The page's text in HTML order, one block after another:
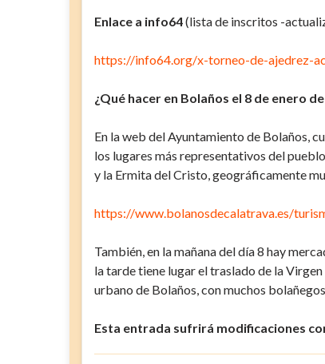
Enlace a info64(lista de inscritos -
https://info64.org/x-torneo-de-ajedrez-
¿Qué hacer en Bolaños el 8 de enero
En la web del Ayuntamiento de Bolaños,
los lugares más representativos del
y la Ermita del Cristo, geográficamente
https://www.bolanosdecalatrava.es/
También, en la mañana del día 8 hay
la tarde tiene lugar el traslado de la
urbano de Bolaños, con muchos
Esta entrada sufrirá modificaciones